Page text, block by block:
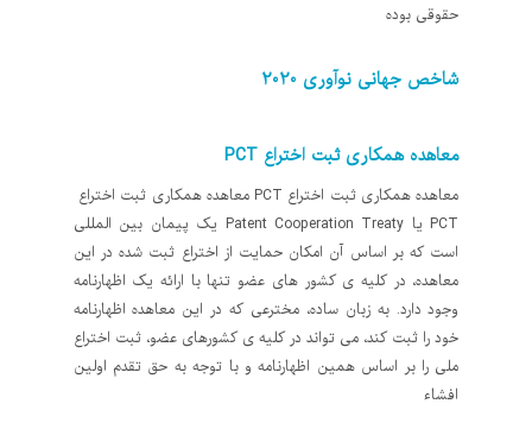
حقوقی بوده
شاخص جهانی نوآوری 2020
معاهده همکاری ثبت اختراع PCT
معاهده همکاری ثبت اختراع PCT معاهده همکاری ثبت اختراع
PCT یا Patent Cooperation Treaty یک پیمان بین المللی
است که بر اساس آن امکان حمایت از اختراع ثبت شده در این
معاهده، در کلیه ی کشور های عضو تنها با ارائه یک اظهارنامه
وجود دارد. به زبان ساده، مخترعی که در این معاهده اظهارنامه
خود را ثبت کند، می تواند در کلیه ی کشورهای عضو، ثبت اختراع
ملی را بر اساس همین اظهارنامه و با توجه به حق تقدم اولین
افشاء